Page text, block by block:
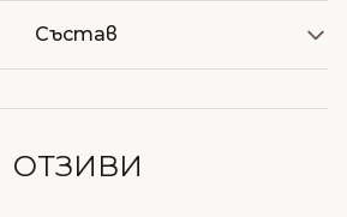
Състав
ОТЗИВИ